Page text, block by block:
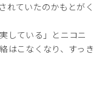
れていたのかもとがく
している」とニコニ
はこなくなり、すっき